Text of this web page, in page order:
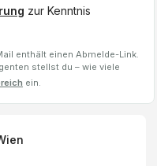
zur Kenntnis
enthält einen Abmelde-Link.
stellst du – wie viele
ein.